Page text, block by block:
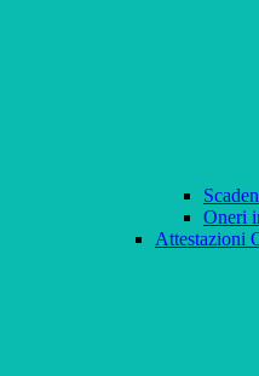
Oneri
Attestazioni